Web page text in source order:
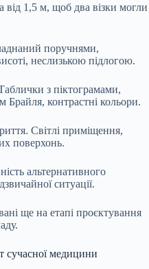
1,5 м, щоб два візки могли
поручнями,
неслизькою підлогою.
з піктограмами,
контрастні кольори.
Світлі приміщення,
поверхонь.
альтернативного
ситуації.
ще на етапі проєктування
сучасної медицини